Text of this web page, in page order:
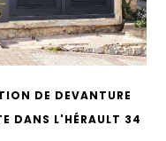
DE DEVANTURE
DANS L'HÉRAULT 34